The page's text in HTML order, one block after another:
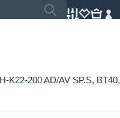
K22-200 AD/AV SP.S, BT40,